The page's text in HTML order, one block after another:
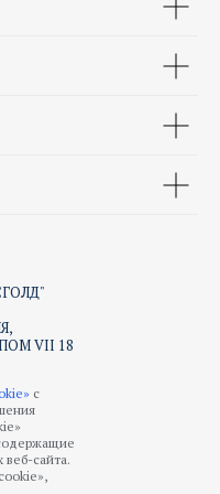
VII 18
с
сайта.